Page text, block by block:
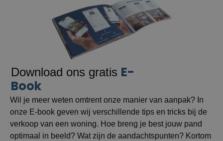
Download ons gratis E-
Book
Wil je meer weten omtrent onze manier van aanpak? In
onze E-book geven wij verschillende tips en tricks bij de
verkoop van een woning. Hoe breng je best jouw pand
optimaal in beeld? Wat zijn de aandachtspunten? Kortom